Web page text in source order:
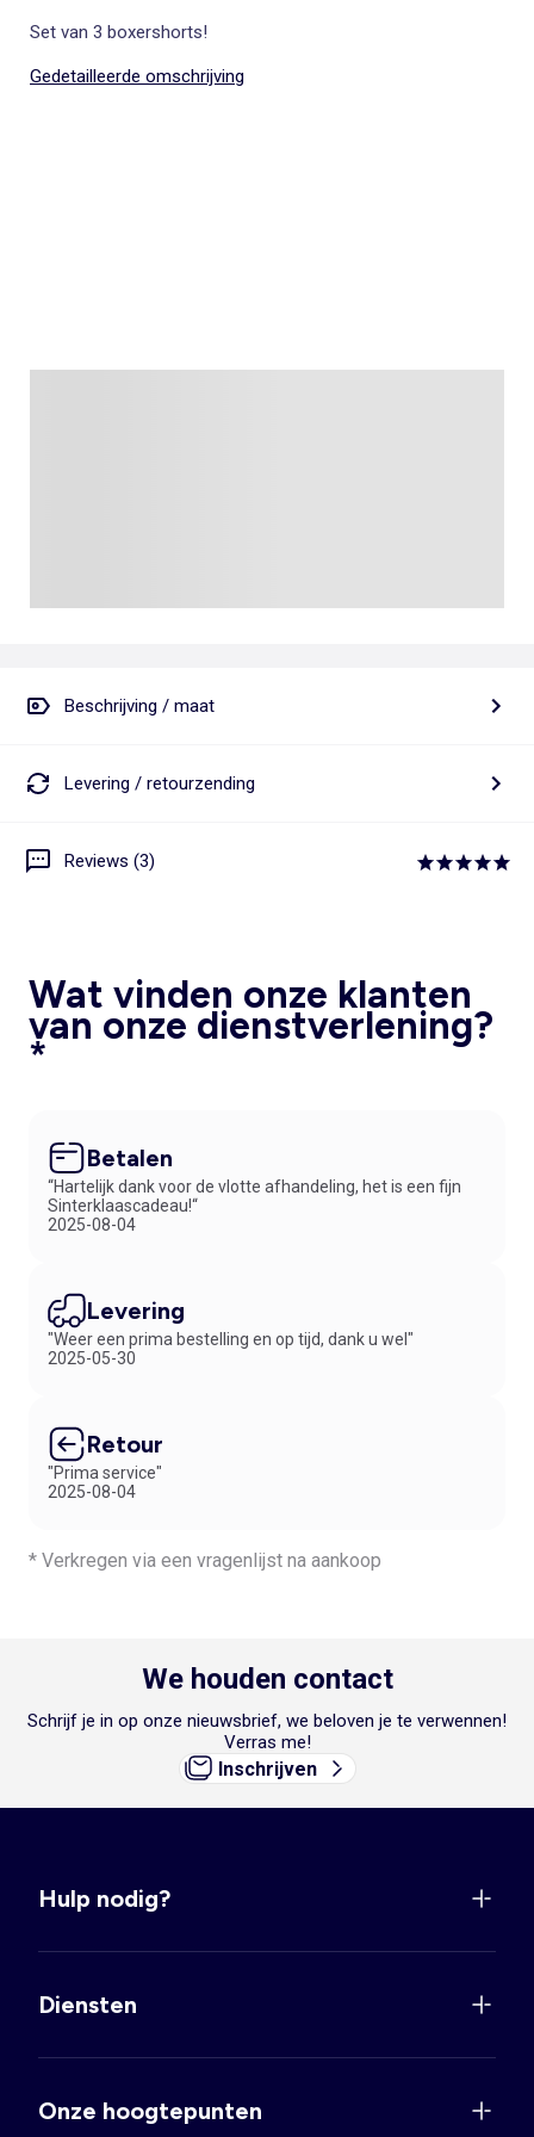
Set van 3 boxershorts!
Gedetailleerde omschrijving
Beschrijving / maat
Levering / retourzending
Reviews (3)
Wat vinden onze klanten
van onze dienstverlening?
*
Betalen
“Hartelijk dank voor de vlotte afhandeling, het is een fijn
Sinterklaascadeau!“
2025-08-04
Levering
"Weer een prima bestelling en op tijd, dank u wel"
2025-05-30
Retour
"Prima service"
2025-08-04
* Verkregen via een vragenlijst na aankoop
We houden contact
Schrijf je in op onze nieuwsbrief, we beloven je te verwennen!
Verras me!
Inschrijven
Hulp nodig?
Diensten
Onze hoogtepunten